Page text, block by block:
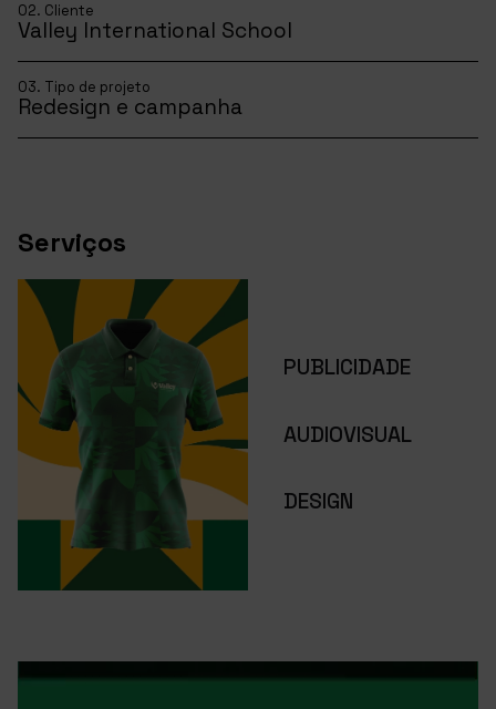
02. Cliente
Valley International School
03. Tipo de projeto
Redesign e campanha
Serviços
PUBLICIDADE
AUDIOVISUAL
DESIGN